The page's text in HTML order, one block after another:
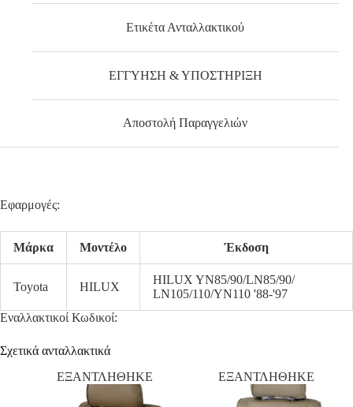
Ετικέτα Ανταλλακτικού
ΕΓΓΥΗΣΗ & ΥΠΟΣΤΗΡΙΞΗ
Αποστολή Παραγγελιών
Εφαρμογές:
Μάρκα Μοντέλο Έκδοση
Toyota HILUX
HILUX YN85/90/LN85/90/
LN105/110/YN110 '88-'97
Εναλλακτικοί Κωδικοί:
Σχετικά ανταλλακτικά
ΕΞΑΝΤΛΗΘΗΚΕ
ΕΞΑΝΤΛΗΘΗΚΕ